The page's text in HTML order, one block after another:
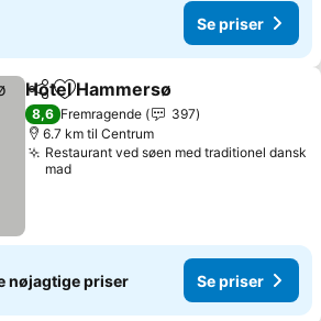
Se priser
Del Føj til favoritter
Hotel Hammersø
8,6 Fremragende
397
6.7 km til Centrum
Restaurant ved søen med traditionel dansk
mad
nøjagtige priser Se priser